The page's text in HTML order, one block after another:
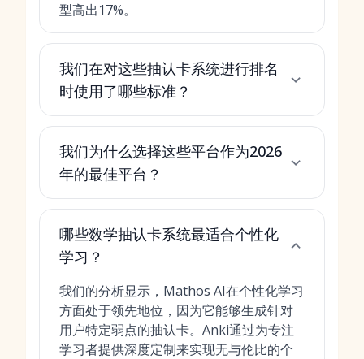
型高出17%。
我们在对这些抽认卡系统进行排名
时使用了哪些标准？
我们为什么选择这些平台作为2026
年的最佳平台？
哪些数学抽认卡系统最适合个性化
学习？
我们的分析显示，Mathos AI在个性化学习
方面处于领先地位，因为它能够生成针对
用户特定弱点的抽认卡。Anki通过为专注
学习者提供深度定制来实现无与伦比的个